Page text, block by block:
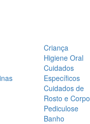
Criança
Higiene Oral
Cuidados
Específicos
Cuidados de
Rosto e Corpo
Pediculose
Banho